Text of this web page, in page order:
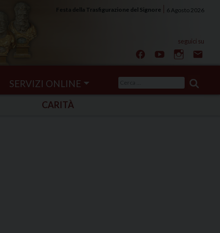
6 Agosto 2026
Festa della Trasfigurazione del Signore
SERVIZI ONLINE
per:
CARITÀ